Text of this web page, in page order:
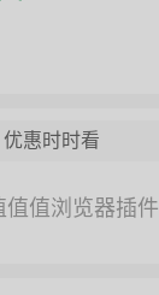
优惠时时看
值值浏览器插件